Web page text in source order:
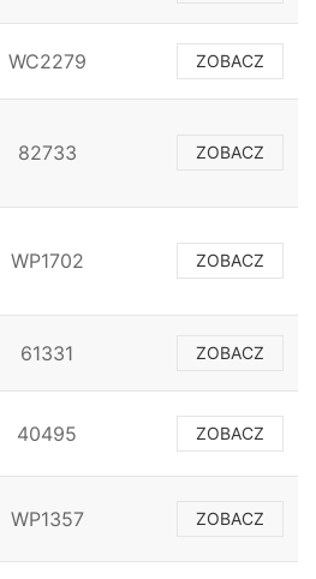
WC2279 ZOBACZ
82733 ZOBACZ
WP1702 ZOBACZ
61331 ZOBACZ
40495 ZOBACZ
WP1357 ZOBACZ